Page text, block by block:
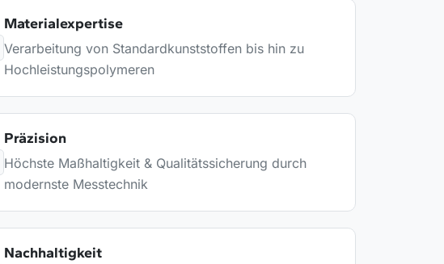
Materialexpertise
Verarbeitung von Standardkunststoffen bis hin zu
Hochleistungspolymeren
Präzision
Höchste Maßhaltigkeit & Qualitätssicherung durch
modernste Messtechnik
Nachhaltigkeit